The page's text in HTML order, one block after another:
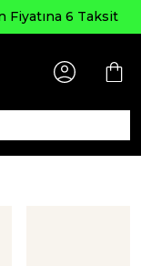
Fiyatına 6 Taksit